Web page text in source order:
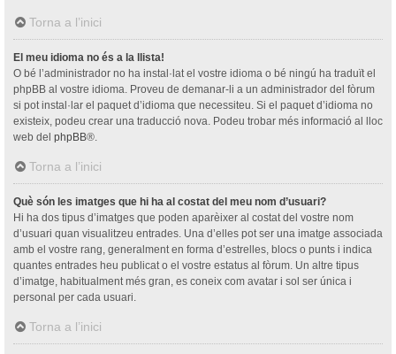
Torna a l’inici
El meu idioma no és a la llista!
O bé l’administrador no ha instal·lat el vostre idioma o bé ningú ha traduït el
phpBB al vostre idioma. Proveu de demanar-li a un administrador del fòrum
si pot instal·lar el paquet d’idioma que necessiteu. Si el paquet d’idioma no
existeix, podeu crear una traducció nova. Podeu trobar més informació al lloc
web del phpBB®.
Torna a l’inici
Què són les imatges que hi ha al costat del meu nom d’usuari?
Hi ha dos tipus d’imatges que poden aparèixer al costat del vostre nom
d’usuari quan visualitzeu entrades. Una d’elles pot ser una imatge associada
amb el vostre rang, generalment en forma d’estrelles, blocs o punts i indica
quantes entrades heu publicat o el vostre estatus al fòrum. Un altre tipus
d’imatge, habitualment més gran, es coneix com avatar i sol ser única i
personal per cada usuari.
Torna a l’inici